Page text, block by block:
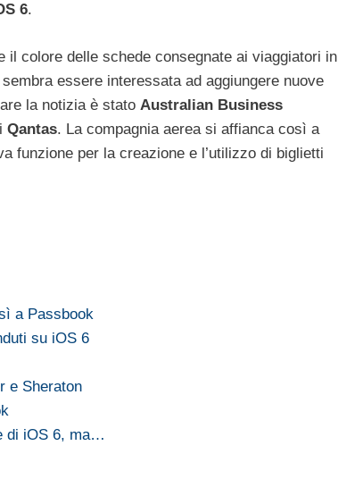
6.
il colore delle schede consegnate ai viaggiatori in
sembra essere interessata ad aggiungere nuove
la notizia è stato Australian Business
Qantas. La compagnia aerea si affianca così a
funzione per la creazione e l’utilizzo di biglietti
a Passbook
su iOS 6
e Sheraton
di iOS 6, ma…